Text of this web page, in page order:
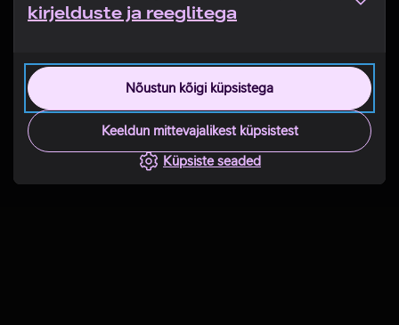
kirjelduste ja reeglitega
Nõustun kõigi küpsistega
Keeldun mittevajalikest küpsistest
Küpsiste seaded